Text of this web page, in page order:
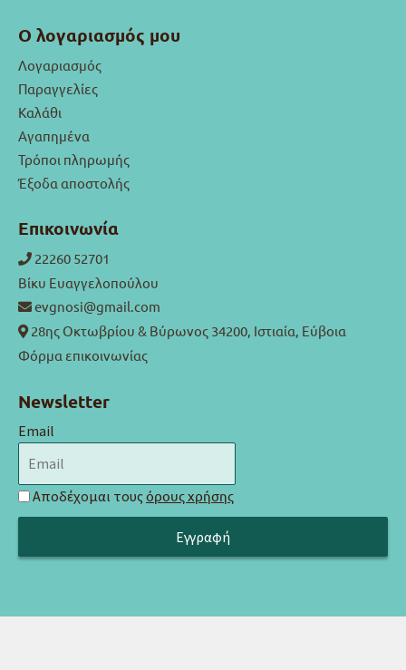
Ο λογαριασμός μου
Λογαριασμός
Παραγγελίες
Καλάθι
Αγαπημένα
Τρόποι πληρωμής
Έξοδα αποστολής
Επικοινωνία
22260 52701
Βίκυ Ευαγγελοπούλου
evgnosi@gmail.com
28ης Οκτωβρίου & Βύρωνος 34200, Ιστιαία, Εύβοια
Φόρμα επικοινωνίας
Newsletter
Email
Αποδέχομαι τους όρους χρήσης